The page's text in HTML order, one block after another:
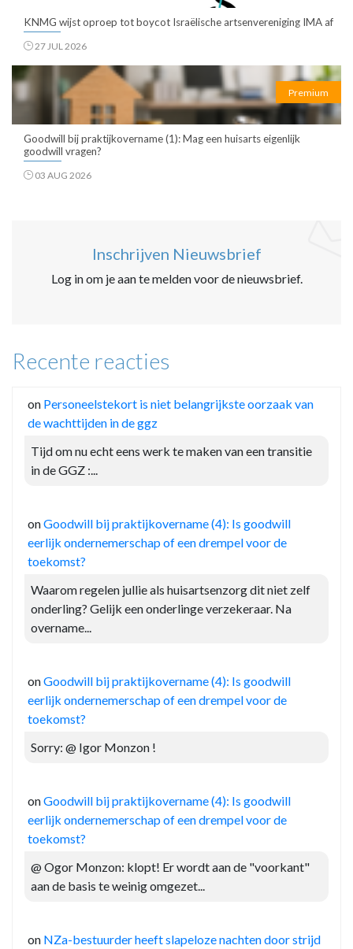
KNMG wijst oproep tot boycot Israëlische artsenvereniging IMA af
27 JUL 2026
Premium
Goodwill bij praktijkovername (1): Mag een huisarts eigenlijk
goodwill vragen?
03 AUG 2026
Inschrijven Nieuwsbrief
Log in om je aan te melden voor de nieuwsbrief.
Recente reacties
on Personeelstekort is niet belangrijkste oorzaak van
de wachttijden in de ggz
Tijd om nu echt eens werk te maken van een transitie
in de GGZ :...
onGoodwill bij praktijkovername (4): Is goodwill
eerlijk ondernemerschap of een drempel voor de
toekomst?
Waarom regelen jullie als huisartsenzorg dit niet zelf
onderling? Gelijk een onderlinge verzekeraar. Na
overname...
onGoodwill bij praktijkovername (4): Is goodwill
eerlijk ondernemerschap of een drempel voor de
toekomst?
Sorry: @ Igor Monzon !
onGoodwill bij praktijkovername (4): Is goodwill
eerlijk ondernemerschap of een drempel voor de
toekomst?
@ Ogor Monzon: klopt! Er wordt aan de "voorkant"
aan de basis te weinig omgezet...
on NZa-bestuurder heeft slapeloze nachten door strijd